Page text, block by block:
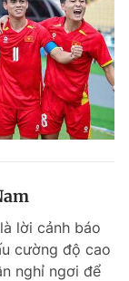
lời cảnh báo
cường độ cao
nghỉ ngơi để